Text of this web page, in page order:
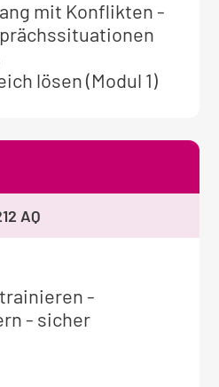
mit Konflikten -
lösen (Modul 1)
-
- sicher
AQ